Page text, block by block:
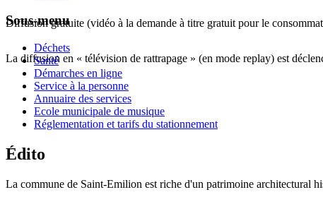
Diffusion gratuite (vidéo à la demande à titre gratuit pour le
La diffusion en « télévision de rattrapage » (en mode replay) est
Sous-menu
Déchets
Santé
Démarches en ligne
Service à la personne
Annuaire des services
Ecole municipale de musique
Réglementation et tarifs du stationnement
Édito
La commune de Saint-Emilion est riche d'un patrimoine architectural